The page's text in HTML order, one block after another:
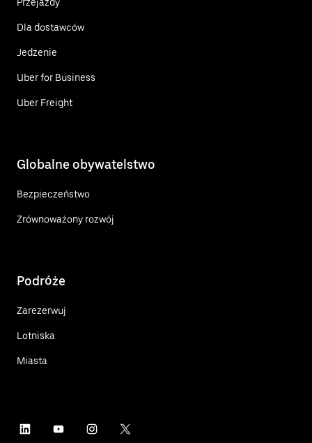
Dla dostawców
Jedzenie
Uber for Business
Uber Freight
Globalne obywatelstwo
Bezpieczeństwo
Zrównoważony rozwój
Podróże
Zarezerwuj
Lotniska
Miasta